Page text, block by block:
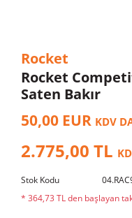
Rocket
Rocket
Saten Bakır
50,00 EUR KDV
2.775,00 TL
Stok Kodu
* 364,73 TL den başlayan